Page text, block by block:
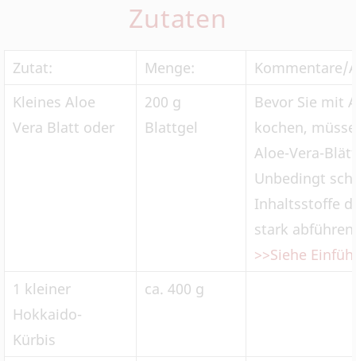
Zutaten
Zutat: Menge:
Kommentare/
Kleines Aloe
Vera Blatt oder
200 g
Blattgel
Bevor Sie mit
kochen,
Aloe-Vera-
Unbedingt
Inhaltsstoffe
stark
>>Siehe
1 kleiner
Hokkaido-
Kürbis
ca. 400 g